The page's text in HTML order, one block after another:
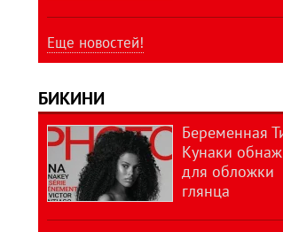
Еще новостей!
БИКИНИ
Беременная
Кунаки
для обложки
глянца